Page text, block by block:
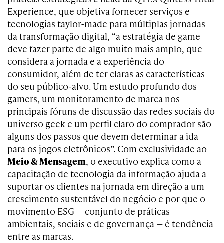
Experience, que objetiva fornecer serviços e
tecnologias taylor-made para múltiplas jornadas
da transformação digital, “a estratégia de game
deve fazer parte de algo muito mais amplo, que
considera a jornada e a experiência do
consumidor, além de ter claras as características
do seu público-alvo. Um estudo profundo dos
gamers, um monitoramento de marca nos
principais fóruns de discussão das redes sociais do
universo geek e um perfil claro do comprador são
alguns dos passos que devem determinar a ida
para os jogos eletrônicos”. Com exclusividade ao
Meio & Mensagem, o executivo explica como a
capacitação de tecnologia da informação ajuda a
suportar os clientes na jornada em direção a um
crescimento sustentável do negócio e por que o
movimento ESG — conjunto de práticas
ambientais, sociais e de governança — é tendência
entre as marcas.